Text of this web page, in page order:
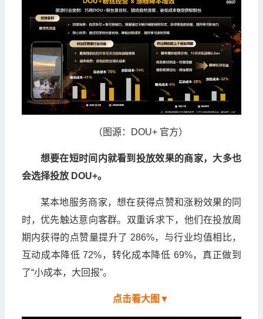
（图源：DOU+ 官方）
想要在短时间内就看到投放效果的商家，大多也
会选择投放 DOU+。
某本地服务商家，想在获得点赞和涨粉效果的同
时，优先触达意向客群。双重诉求下，他们在投放周
期内获得的点赞量提升了 286%，与行业均值相比，
互动成本降低 72%，转化成本降低 69%，真正做到
了“小成本，大回报”。
点击看大图▼